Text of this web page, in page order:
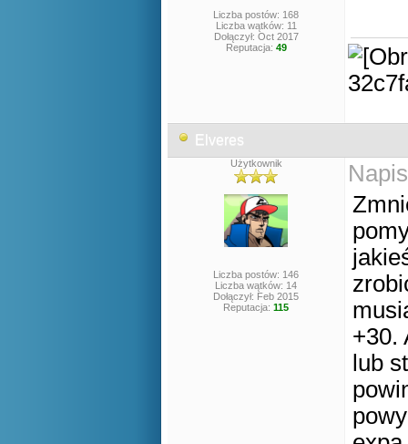
Liczba postów: 168
Liczba wątków: 11
Dołączył: Oct 2017
Reputacja: 49
Elveres
Użytkownik
Liczba postów: 146
Liczba wątków: 14
Dołączył: Feb 2015
Reputacja: 115
+30.
lub